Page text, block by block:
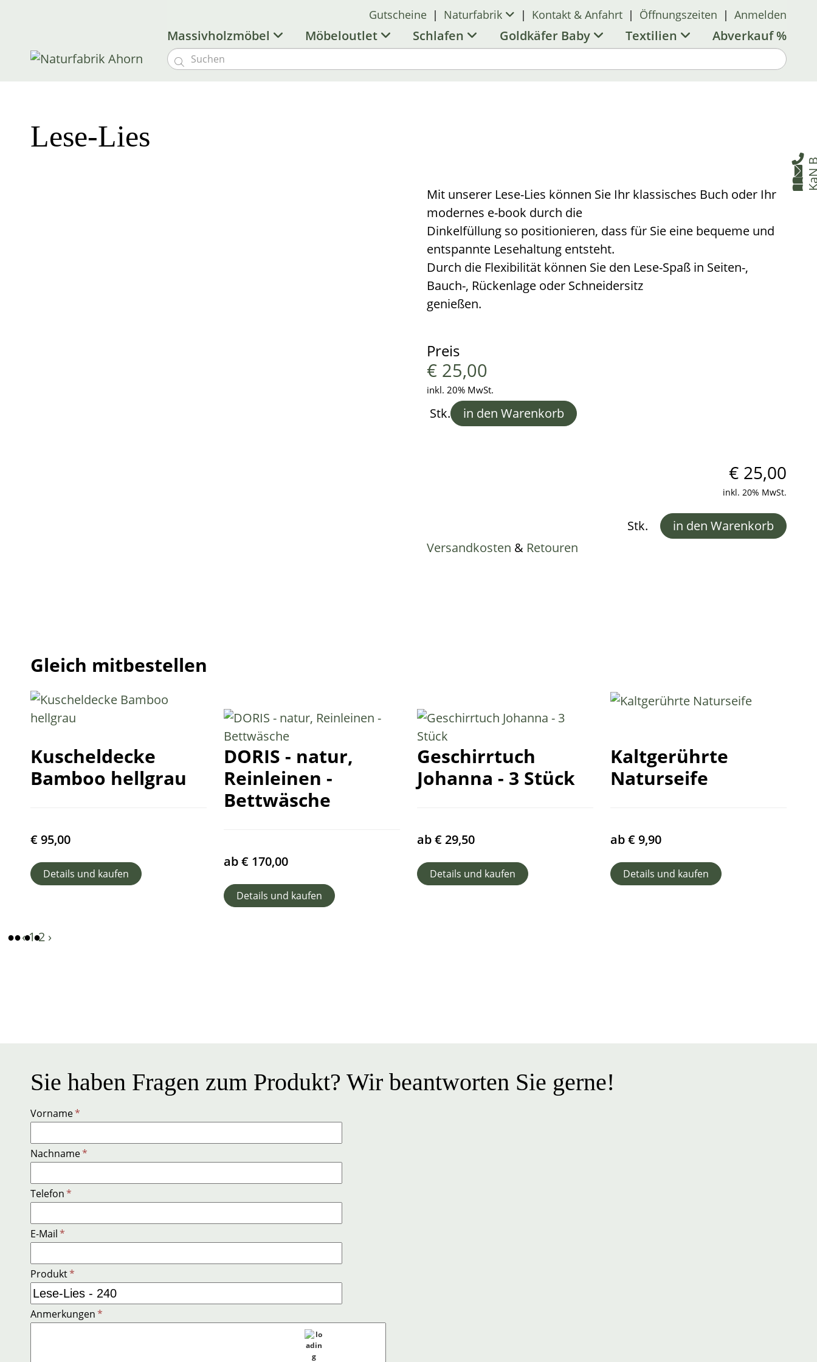



Gutscheine | Naturfabrik | Kontakt & Anfahrt | Öffnungszeiten | Anmelden
Massivholzmöbel Möbeloutlet Schlafen Goldkäfer Baby Textilien Abverkauf %

Lese-Lies
Mit unserer Lese-Lies können Sie Ihr klassisches Buch oder Ihr
modernes e-book durch die
Dinkelfüllung so positionieren, dass für Sie eine bequeme und
entspannte Lesehaltung entsteht.
Durch die Flexibilität können Sie den Lese-Spaß in Seiten-,
Bauch-, Rückenlage oder Schneidersitz
genießen.
Preis
€ 25,00
inkl. 20% MwSt.
Stk. in den Warenkorb
€ 25,00
inkl. 20% MwSt.
Stk.
in den Warenkorb
Versandkosten & Retouren
Gleich mitbestellen
Kuscheldecke
Bamboo hellgrau
€ 95,00
Details und kaufen
DORIS - natur,
Reinleinen -
Bettwäsche
ab€ 170,00
Details und kaufen
Geschirrtuch
Johanna - 3 Stück
ab€ 29,50
Details und kaufen
Kaltgerührte
Naturseife
ab€ 9,90
Details und kaufen
‹12 ›
Sie haben Fragen zum Produkt? Wir beantworten Sie gerne!
Vorname*
Nachname*
Telefon*
E-Mail*
Produkt*
Anmerkungen*